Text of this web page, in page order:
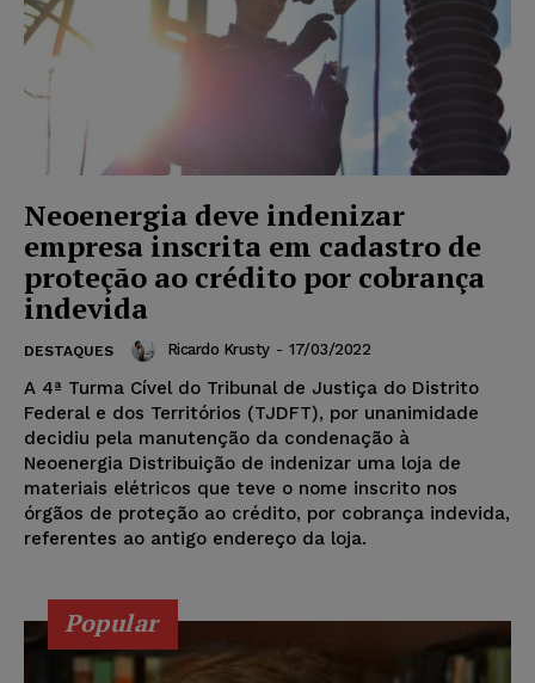
Neoenergia deve indenizar
empresa inscrita em cadastro de
proteção ao crédito por cobrança
indevida
DESTAQUES Ricardo Krusty - 17/03/2022
A 4ª Turma Cível do Tribunal de Justiça do Distrito
Federal e dos Territórios (TJDFT), por unanimidade
decidiu pela manutenção da condenação à
Neoenergia Distribuição de indenizar uma loja de
materiais elétricos que teve o nome inscrito nos
órgãos de proteção ao crédito, por cobrança indevida,
referentes ao antigo endereço da loja.
Popular